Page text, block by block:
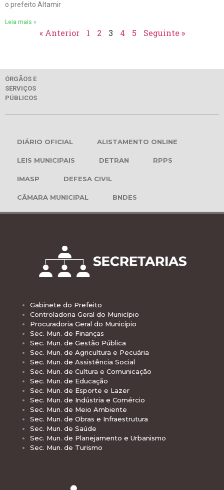
o prefeito Altamir
Leia mais »
« Anterior 1 2 3 4 5 Seguinte »
ÓRGÃOS E
SERVIÇOS
PÚBLICOS
DIÁRIO OFICIAL ALISTAMENTO ONLINE
LEIS MUNICIPAIS DETRAN RPPS
IMASP DEFESA CIVIL
CÂMARA MUNICIPAL BNDES
Gabinete do Prefeito
Controladoria Geral do Município
Procuradoria Geral do Município
Sec. Mun. de Finanças
Sec. Mun. de Gestão Pública
Sec. Mun. de Agricultura e Pecuária
Sec. Mun. de Assistência Social
Sec. Mun. de Cultura e Comunicação
Sec. Mun. de Educação
Sec. Mun. de Esporte e Lazer
Sec. Mun. de Indústria e Comércio
Sec. Mun. de Meio Ambiente
Sec. Mun. de Obras e Infraestrutura
Sec. Mun. de Saúde
Sec. Mun. de Planejamento e Urbanismo
Sec. Mun. de Turismo